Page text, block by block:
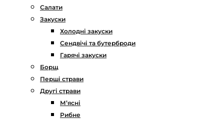
Салати
Закуски
Холодні закуски
Сендвічі та бутерброди
Гарячі закуски
Борщ
Перші страви
Другі страви
М’ясні
Рибне